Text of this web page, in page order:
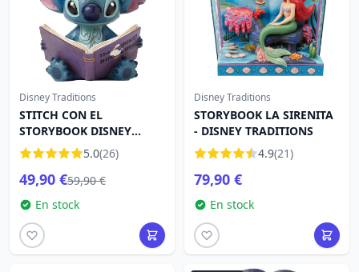
Disney Traditions
STITCH CON EL
STORYBOOK DISNEY
TRADITIONS JIM SHORE
5.0(26)
49,90 €59,90 €
En stock
Disney Traditions
STORYBOOK LA SIRENITA
- DISNEY TRADITIONS
4.9(21)
79,90 €
En stock